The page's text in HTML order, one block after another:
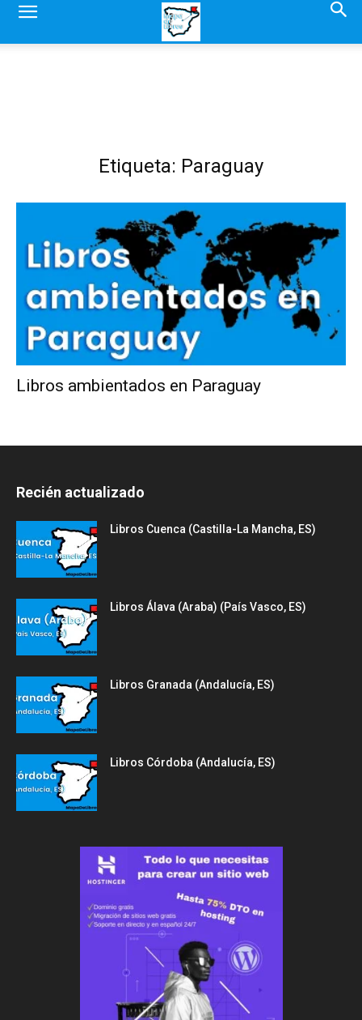
Etiqueta: Paraguay
Libros ambientados en Paraguay
Recién actualizado
Libros Cuenca (Castilla-La Mancha, ES)
Libros Álava (Araba) (País Vasco, ES)
Libros Granada (Andalucía, ES)
Libros Córdoba (Andalucía, ES)